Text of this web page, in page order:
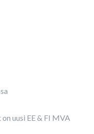
uusi EE & FI MVA